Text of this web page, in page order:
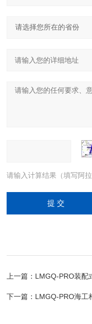
请输入计算结果（填写阿
上一篇： LMGQ-PRO装配
下一篇： LMGQ-PRO海工